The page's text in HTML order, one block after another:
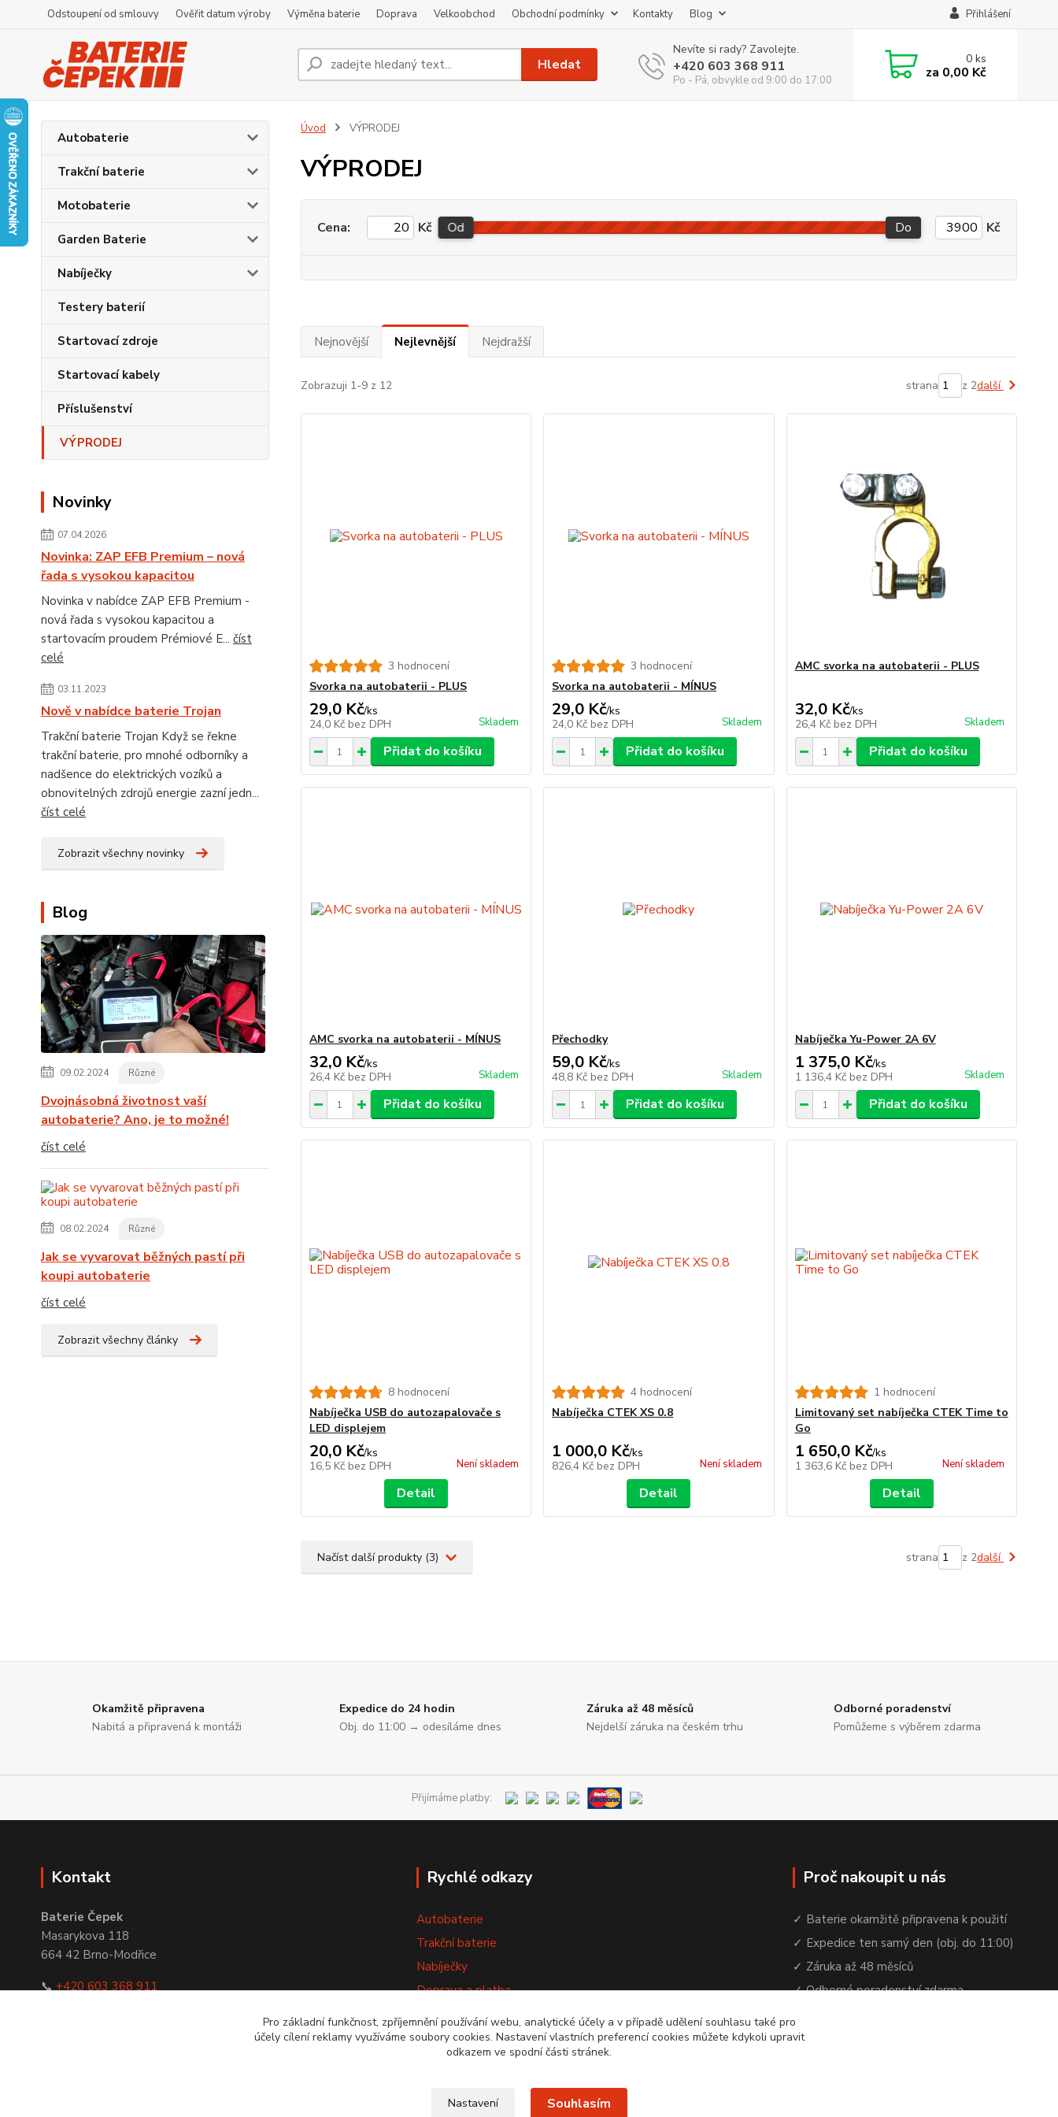
Odstoupení od smlouvy Ověřit datum výroby Výměna baterie Doprava Velkoobchod Obchodní podmínky Kontakty Blog Přihlášení
Hledat
Nevíte si rady? Zavolejte.
+420 603 368 911
Po - Pá, obvykle od 9:00 do 17:00
0ks
za 0,00 Kč
Autobaterie
Trakční baterie
Motobaterie
Garden Baterie
Nabíječky
Testery baterií
Startovací zdroje
Startovací kabely
Příslušenství
VÝPRODEJ
Novinky
07.04.2026
Novinka: ZAP EFB Premium – nová
řada s vysokou kapacitou
Novinka v nabídce ZAP EFB Premium -
nová řada s vysokou kapacitou a
startovacím proudem Prémiové E... číst
celé
03.11.2023
Nově v nabídce baterie Trojan
Trakční baterie Trojan Když se řekne
trakční baterie, pro mnohé odborníky a
nadšence do elektrických vozíků a
obnovitelných zdrojů energie zazní jedn...
číst celé
Zobrazit všechny novinky
Blog
09.02.2024 Různé
Dvojnásobná životnost vaší
autobaterie? Ano, je to možné!
číst celé
08.02.2024 Různé
Jak se vyvarovat běžných pastí při
koupi autobaterie
číst celé
Zobrazit všechny články
Úvod VÝPRODEJ
VÝPRODEJ
Cena: Kč Od Do Kč
Nejnovější Nejlevnější Nejdražší
Zobrazuji 1-9 z 12 strana z 2další
3 hodnocení
Svorka na autobaterii - PLUS
29,0 Kč/ks
24,0 Kč bez DPH Skladem
Přidat do košíku
3 hodnocení
Svorka na autobaterii - MÍNUS
29,0 Kč/ks
24,0 Kč bez DPH Skladem
Přidat do košíku
AMC svorka na autobaterii - PLUS
32,0 Kč/ks
26,4 Kč bez DPH Skladem
Přidat do košíku
AMC svorka na autobaterii - MÍNUS
32,0 Kč/ks
26,4 Kč bez DPH Skladem
Přidat do košíku
Přechodky
59,0 Kč/ks
48,8 Kč bez DPH Skladem
Přidat do košíku
Nabíječka Yu-Power 2A 6V
1 375,0 Kč/ks
1 136,4 Kč bez DPH Skladem
Přidat do košíku
8 hodnocení
Nabíječka USB do autozapalovače s
LED displejem
20,0 Kč/ks
16,5 Kč bez DPH Není skladem
Detail
4 hodnocení
Nabíječka CTEK XS 0.8
1 000,0 Kč/ks
826,4 Kč bez DPH Není skladem
Detail
1 hodnocení
Limitovaný set nabíječka CTEK Time to
Go
1 650,0 Kč/ks
1 363,6 Kč bez DPH Není skladem
Detail
Načíst další produkty (3) strana z 2další
Okamžitě připravena
Nabitá a připravená k montáži
Expedice do 24 hodin
Obj. do 11:00 → odesíláme dnes
Záruka až 48 měsíců
Nejdelší záruka na českém trhu
Odborné poradenství
Pomůžeme s výběrem zdarma
Přijímáme platby:
Kontakt
Baterie Čepek
Masarykova 118
664 42 Brno-Modřice
📞+420 603 368 911
Rychlé odkazy
Autobaterie
Trakční baterie
Nabíječky
Doprava a platba
Výměna baterie
Obchodní podmínky
Proč nakoupit u nás
✓ Baterie okamžitě připravena k použití
✓ Expedice ten samý den (obj. do 11:00)
✓ Záruka až 48 měsíců
✓ Odborné poradenství zdarma
✓ YouTube kanál s návody a testy baterií
Pro základní funkčnost, zpříjemnění používání webu, analytické účely a v případě udělení souhlasu také pro
účely cílení reklamy využíváme soubory cookies. Nastavení vlastních preferencí cookies můžete kdykoli upravit
odkazem ve spodní části stránek.
Nastavení Souhlasím